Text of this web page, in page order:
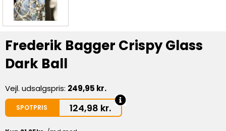
Frederik Bagger Crispy Glass
Dark Ball
Vejl. udsalgspris: 249,95 kr.
SPOTPRIS 124,98 kr.